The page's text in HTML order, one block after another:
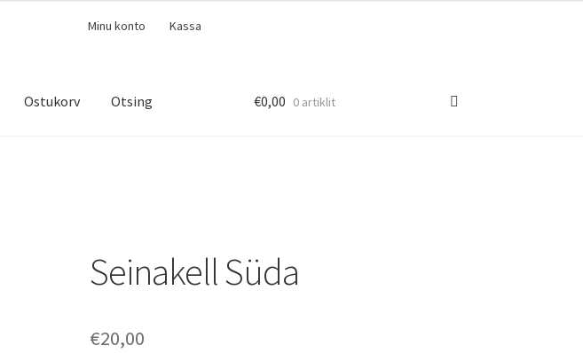
Minu konto Kassa
Ostukorv Otsing €0,00 0 artiklit
Seinakell Süda
€20,00